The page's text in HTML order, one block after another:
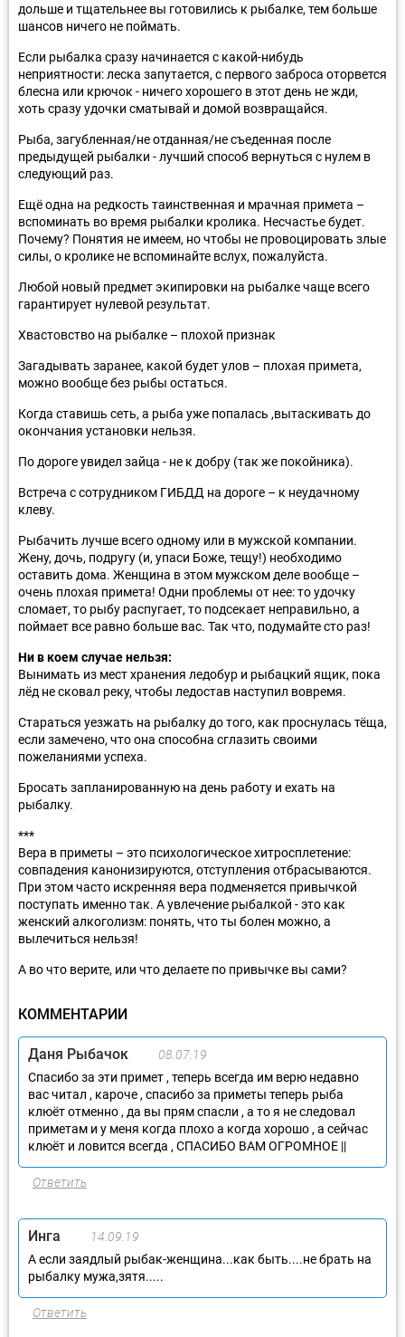
дольше и тщательнее вы готовились к рыбалке, тем больше
шансов ничего не поймать.
Если рыбалка сразу начинается с какой-нибудь
неприятности: леска запутается, с первого заброса оторвется
блесна или крючок - ничего хорошего в этот день не жди,
хоть сразу удочки сматывай и домой возвращайся.
Рыба, загубленная/не отданная/не съеденная после
предыдущей рыбалки - лучший способ вернуться с нулем в
следующий раз.
Ещё одна на редкость таинственная и мрачная примета –
вспоминать во время рыбалки кролика. Несчастье будет.
Почему? Понятия не имеем, но чтобы не провоцировать злые
силы, о кролике не вспоминайте вслух, пожалуйста.
Любой новый предмет экипировки на рыбалке чаще всего
гарантирует нулевой результат.
Хвастовство на рыбалке – плохой признак
Загадывать заранее, какой будет улов – плохая примета,
можно вообще без рыбы остаться.
Когда ставишь сеть, а рыба уже попалась ,вытаскивать до
окончания установки нельзя.
По дороге увидел зайца - не к добру (так же покойника).
Встреча с сотрудником ГИБДД на дороге – к неудачному
клеву.
Рыбачить лучше всего одному или в мужской компании.
Жену, дочь, подругу (и, упаси Боже, тещу!) необходимо
оставить дома. Женщина в этом мужском деле вообще –
очень плохая примета! Одни проблемы от нее: то удочку
сломает, то рыбу распугает, то подсекает неправильно, а
поймает все равно больше вас. Так что, подумайте сто раз!
Ни в коем случае нельзя:
Вынимать из мест хранения ледобур и рыбацкий ящик, пока
лёд не сковал реку, чтобы ледостав наступил вовремя.
Стараться уезжать на рыбалку до того, как проснулась тёща,
если замечено, что она способна сглазить своими
пожеланиями успеха.
Бросать запланированную на день работу и ехать на
рыбалку.
***
Вера в приметы – это психологическое хитросплетение:
совпадения канонизируются, отступления отбрасываются.
При этом часто искренняя вера подменяется привычкой
поступать именно так. А увлечение рыбалкой - это как
женский алкоголизм: понять, что ты болен можно, а
вылечиться нельзя!
А во что верите, или что делаете по привычке вы сами?
КОММЕНТАРИИ
Даня Рыбачок
08.07.19
Спасибо за эти примет , теперь всегда им верю недавно
вас читал , кароче , спасибо за приметы теперь рыба
клюёт отменно , да вы прям спасли , а то я не следовал
приметам и у меня когда плохо а когда хорошо , а сейчас
клюёт и ловится всегда , СПАСИБО ВАМ ОГРОМНОЕ ||
Ответить
Инга
14.09.19
А если заядлый рыбак-женщина...как быть....не брать на
рыбалку мужа,зятя.....
Ответить